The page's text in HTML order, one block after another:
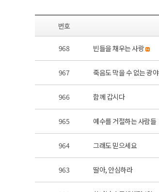
번호
968 빈들을 채우는 사랑
967 죽음도 막을 수 없는 광야
966 함께 갑시다
965 예수를 거절하는 사람들
964 그래도 믿으세요
963 딸아, 안심하라